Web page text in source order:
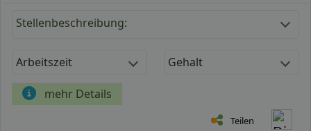
Stellenbeschreibung:
Arbeitszeit Gehalt
mehr Details
Teilen